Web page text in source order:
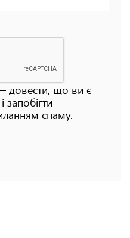
довести, що ви є
запобігти
спаму.